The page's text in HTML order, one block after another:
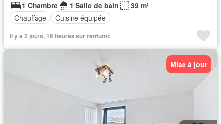
1 Chambre
1 Salle de bain
39 m²
Chauffage
Cuisine équipée
Il y a 2 jours, 16 heures sur rentumo
Mise à jour